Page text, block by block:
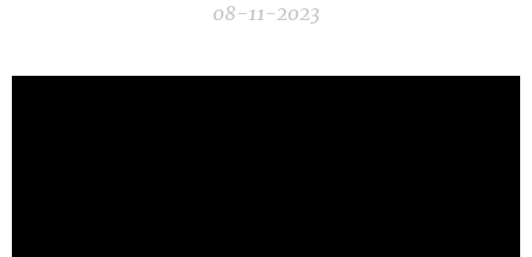
08-11-2023